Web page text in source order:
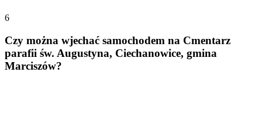
6
Czy można wjechać samochodem na Cmentarz
parafii św. Augustyna, Ciechanowice, gmina
Marciszów?